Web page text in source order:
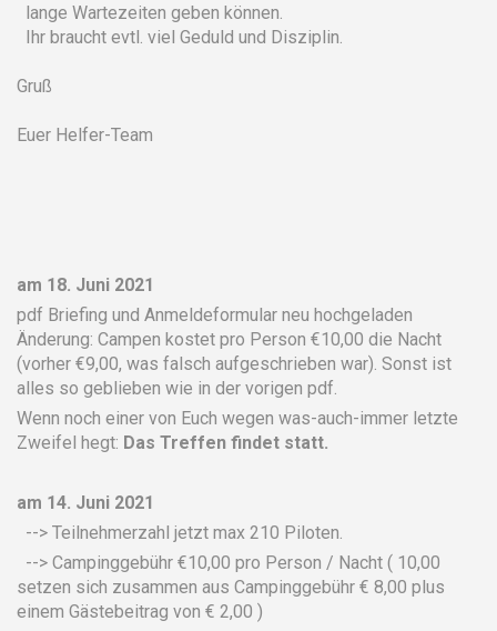
lange Wartezeiten geben können.
Ihr braucht evtl. viel Geduld und Disziplin.
Gruß
Euer Helfer-Team
am 18. Juni 2021
pdf Briefing und Anmeldeformular neu hochgeladen
Änderung: Campen kostet pro Person €10,00 die Nacht
(vorher €9,00, was falsch aufgeschrieben war). Sonst ist
alles so geblieben wie in der vorigen pdf.
Wenn noch einer von Euch wegen was-auch-immer letzte
Zweifel hegt: Das Treffen findet statt.
am 14. Juni 2021
--> Teilnehmerzahl jetzt max 210 Piloten.
--> Campinggebühr €10,00 pro Person / Nacht ( 10,00
setzen sich zusammen aus Campinggebühr € 8,00 plus
einem Gästebeitrag von € 2,00 )